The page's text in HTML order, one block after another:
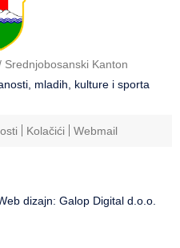
Srednjobosanski Kanton
mladih, kulture i sporta
Kolačići Webmail
dizajn: Galop Digital d.o.o.